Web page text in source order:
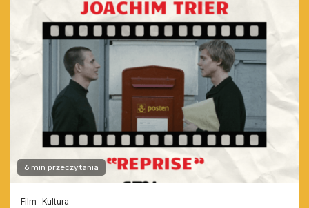
6 min przeczytania
Film Kultura